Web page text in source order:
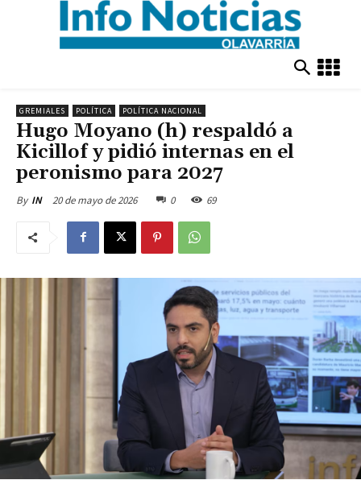
GREMIALES POLÍTICA POLÍTICA NACIONAL
Hugo Moyano (h) respaldó a
Kicillof y pidió internas en el
peronismo para 2027
By IN 20 de mayo de 2026 0 69